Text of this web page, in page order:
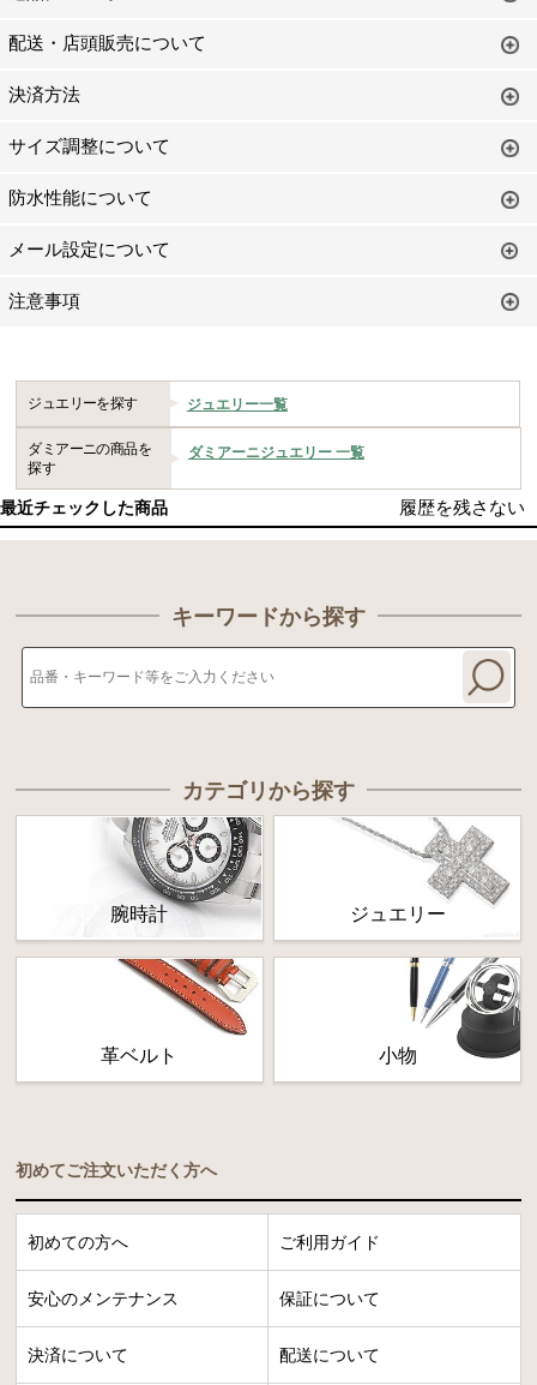
配送・店頭販売について
決済方法
サイズ調整について
防水性能について
メール設定について
注意事項
ジュエリーを探す ジュエリー一覧
ダミアーニの商品を
探す
ダミアーニジュエリー 一覧
最近チェックした商品 履歴を残さない
キーワードから探す
カテゴリから探す
腕時計 ジュエリー
革ベルト 小物
初めてご注文いただく方へ
初めての方へ ご利用ガイド
安心のメンテナンス 保証について
決済について 配送について